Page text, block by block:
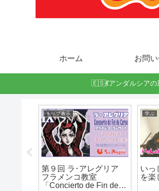
ホーム お問
🇪🇸💃アンダルシアの
学ぶ
カンテ研究会 – フラメ
ンコを歌おう！
イベ
11/
ルデ